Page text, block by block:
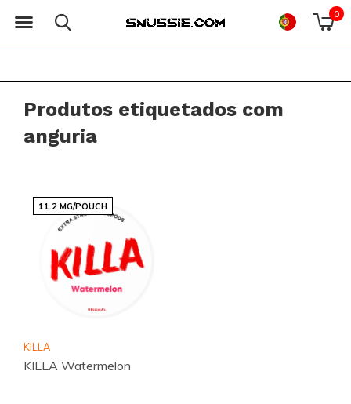
0
Produtos etiquetados com
anguria
11.2 MG/POUCH
KILLA
KILLA Watermelon